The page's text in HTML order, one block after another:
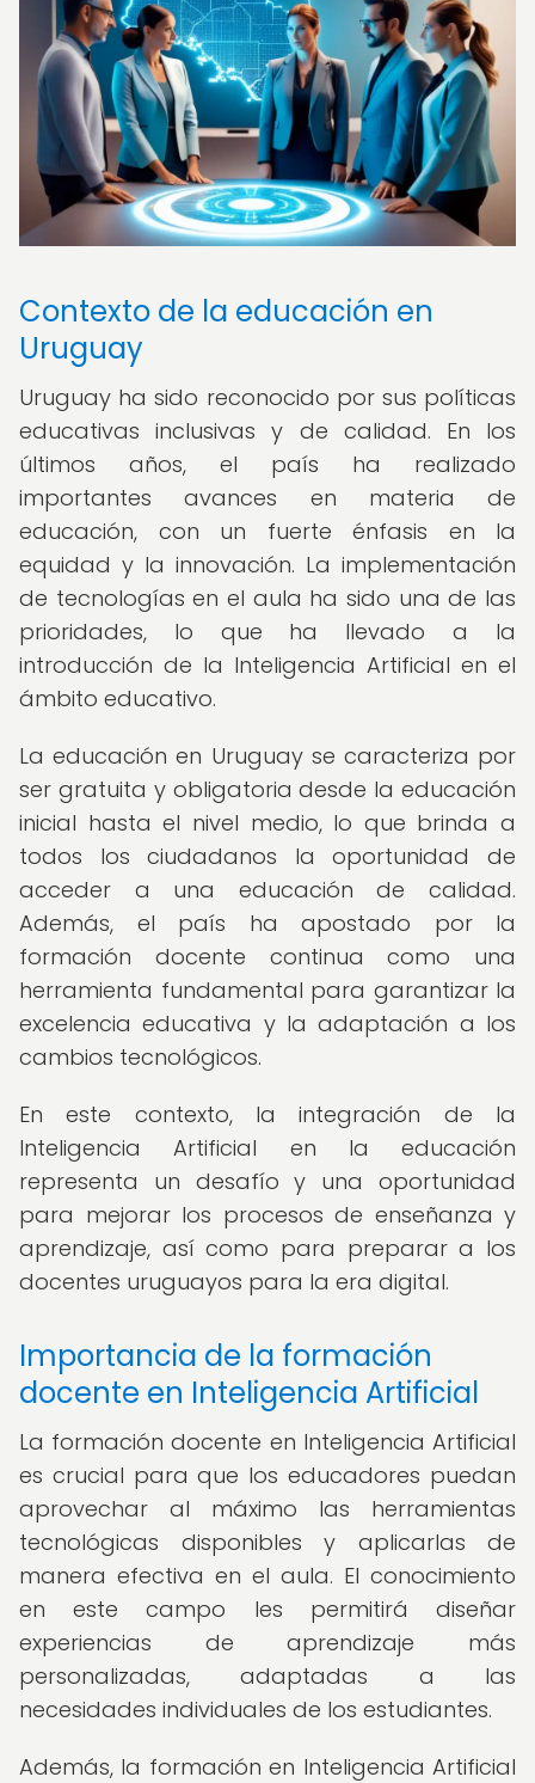
Contexto de la educación en
Uruguay
Uruguay ha sido reconocido por sus políticas
educativas inclusivas y de calidad. En los
últimos años, el país ha realizado
importantes avances en materia de
educación, con un fuerte énfasis en la
equidad y la innovación. La implementación
de tecnologías en el aula ha sido una de las
prioridades, lo que ha llevado a la
introducción de la Inteligencia Artificial en el
ámbito educativo.
La educación en Uruguay se caracteriza por
ser gratuita y obligatoria desde la educación
inicial hasta el nivel medio, lo que brinda a
todos los ciudadanos la oportunidad de
acceder a una educación de calidad.
Además, el país ha apostado por la
formación docente continua como una
herramienta fundamental para garantizar la
excelencia educativa y la adaptación a los
cambios tecnológicos.
En este contexto, la integración de la
Inteligencia Artificial en la educación
representa un desafío y una oportunidad
para mejorar los procesos de enseñanza y
aprendizaje, así como para preparar a los
docentes uruguayos para la era digital.
Importancia de la formación
docente en Inteligencia Artificial
La formación docente en Inteligencia Artificial
es crucial para que los educadores puedan
aprovechar al máximo las herramientas
tecnológicas disponibles y aplicarlas de
manera efectiva en el aula. El conocimiento
en este campo les permitirá diseñar
experiencias de aprendizaje más
personalizadas, adaptadas a las
necesidades individuales de los estudiantes.
Además, la formación en Inteligencia Artificial